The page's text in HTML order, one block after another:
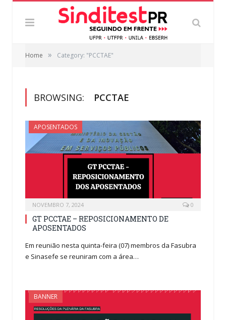
Home » Category: "PCCTAE"
BROWSING: PCCTAE
APOSENTADOS
NOVEMBRO 7, 2024 0
GT PCCTAE – REPOSICIONAMENTO DE
APOSENTADOS
Em reunião nesta quinta-feira (07) membros da Fasubra
e Sinasefe se reuniram com a área…
BANNER